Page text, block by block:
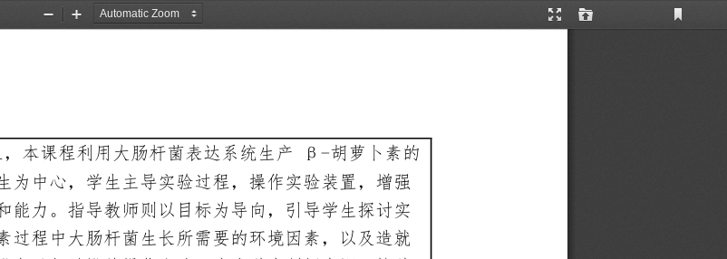
Presentation
Open
Current
Zoom
Zoom
本课程利用大肠杆菌表达系统生产 β -胡萝卜素的
为中心，学生主导实验过程，操作实验装置，增强
能力。指导教师则以目标为导向，引导学生探讨实
过程中大肠杆菌生长所需要的环境因素，以及造就